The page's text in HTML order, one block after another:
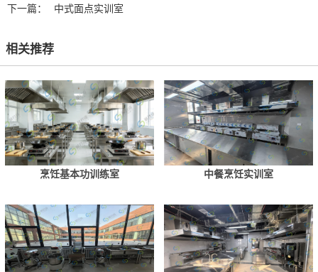
下一篇：
中式面点实训室
相关推荐
烹饪基本功训练室 中餐烹饪实训室